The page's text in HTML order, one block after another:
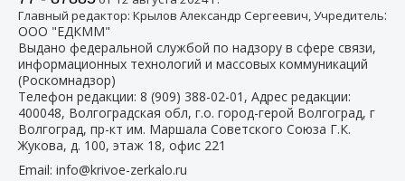
Главный редактор: Крылов Александр Сергеевич, Учредитель:
ООО "ЕДКММ"
Выдано федеральной службой по надзору в сфере связи,
информационных технологий и массовых коммуникаций
(Роскомнадзор)
Телефон редакции: 8 (909) 388-02-01 , Адрес редакции:
400048, Волгоградская обл, г.о. город-герой Волгоград, г
Волгоград, пр-кт им. Маршала Советского Союза Г.К.
Жукова, д. 100, этаж 18, офис 221
Email: info@krivoe-zerkalo.ru